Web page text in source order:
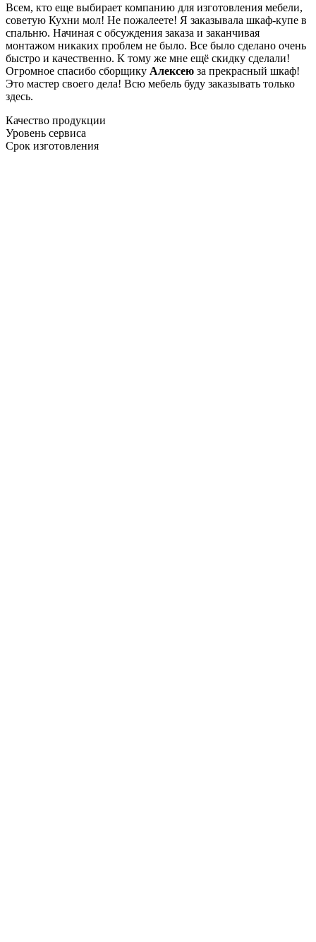
Всем, кто еще выбирает компанию для изготовления мебели,
советую Кухни мол! Не пожалеете! Я заказывала шкаф-купе в
спальню. Начиная с обсуждения заказа и заканчивая
монтажом никаких проблем не было. Все было сделано очень
быстро и качественно. К тому же мне ещё скидку сделали!
Огромное спасибо сборщику Алексею за прекрасный шкаф!
Это мастер своего дела! Всю мебель буду заказывать только
здесь.
Качество продукции
Уровень сервиса
Срок изготовления